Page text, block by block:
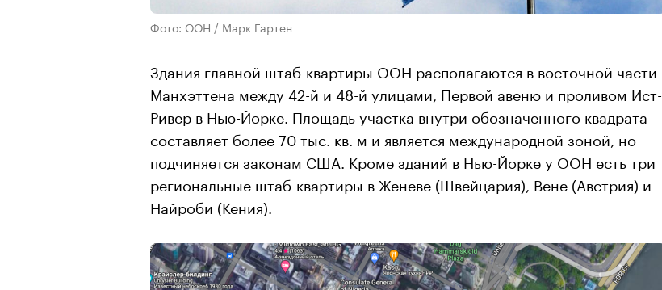
Фото: ООН / Марк Гартен
Здания главной штаб-квартиры ООН располагаются в восточной части
Манхэттена между 42-й и 48-й улицами, Первой авеню и проливом Ист-
Ривер в Нью-Йорке. Площадь участка внутри обозначенного квадрата
составляет более 70 тыс. кв. м и является международной зоной, но
подчиняется законам США. Кроме зданий в Нью-Йорке у ООН есть три
региональные штаб-квартиры в Женеве (Швейцария), Вене (Австрия) и
Найроби (Кения).